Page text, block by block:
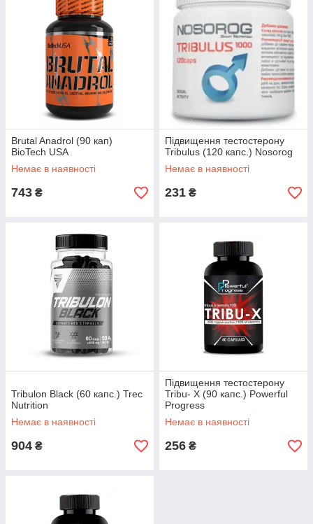
Brutal Anadrol (90 кап)
BioTech USA
Немає в наявності
743 ₴
Підвищення тестостерону
Tribulus (120 капс.) Nosorog
Немає в наявності
231 ₴
Tribulon Black (60 капс.) Trec
Nutrition
Немає в наявності
904 ₴
Підвищення тестостерону
Tribu- X (90 капс.) Powerful
Progress
Немає в наявності
256 ₴